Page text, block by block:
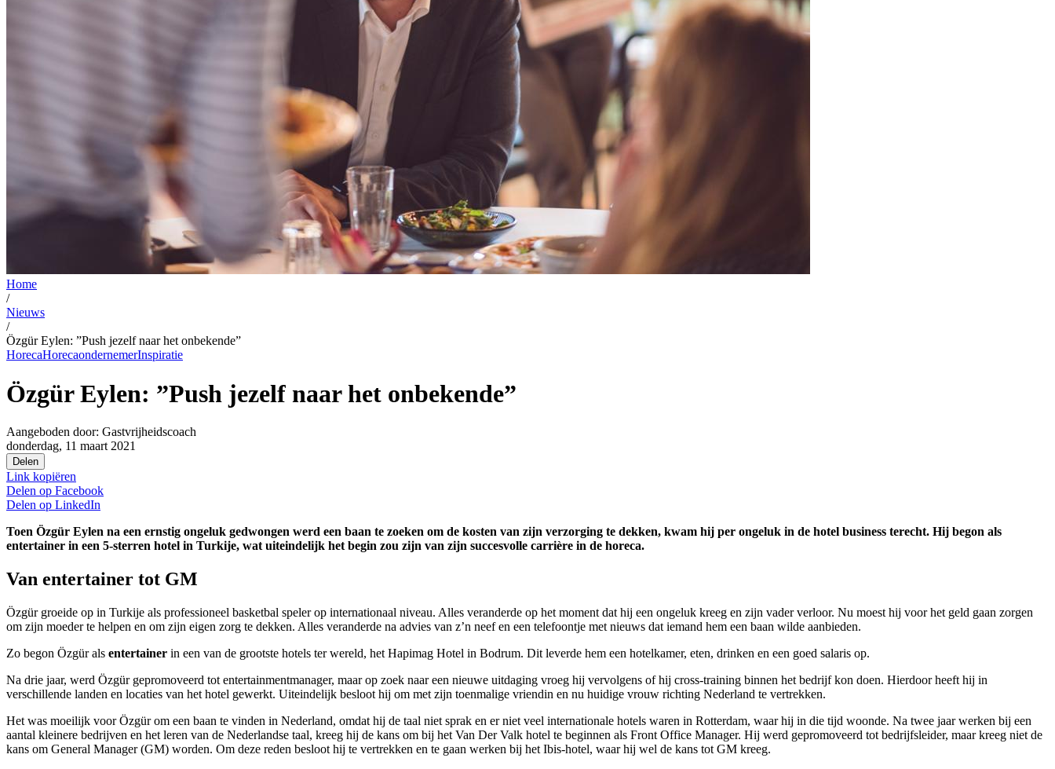
Home
/
Nieuws
/
Özgür Eylen: ”Push jezelf naar het onbekende”
HorecaHorecaondernemerInspiratie
Özgür Eylen: ”Push jezelf naar het onbekende”
Aangeboden door: Gastvrijheidscoach
donderdag, 11 maart 2021
Delen
Link kopiëren
Delen op Facebook
Delen op LinkedIn
Toen Özgür Eylen na een ernstig ongeluk gedwongen werd een baan te zoeken om de kosten van zijn verzorging te dekken, kwam hij per ongeluk in de hotel business terecht. Hij begon als
entertainer in een 5-sterren hotel in Turkije, wat uiteindelijk het begin zou zijn van zijn succesvolle carrière in de horeca.
Van entertainer tot GM
Özgür groeide op in Turkije als professioneel basketbal speler op internationaal niveau. Alles veranderde op het moment dat hij een ongeluk kreeg en zijn vader verloor. Nu moest hij voor het geld gaan zorgen
om zijn moeder te helpen en om zijn eigen zorg te dekken. Alles veranderde na advies van z’n neef en een telefoontje met nieuws dat iemand hem een baan wilde aanbieden.
Zo begon Özgür als entertainer in een van de grootste hotels ter wereld, het Hapimag Hotel in Bodrum. Dit leverde hem een hotelkamer, eten, drinken en een goed salaris op.
Na drie jaar, werd Özgür gepromoveerd tot entertainmentmanager, maar op zoek naar een nieuwe uitdaging vroeg hij vervolgens of hij cross-training binnen het bedrijf kon doen. Hierdoor heeft hij in
verschillende landen en locaties van het hotel gewerkt. Uiteindelijk besloot hij om met zijn toenmalige vriendin en nu huidige vrouw richting Nederland te vertrekken.
Het was moeilijk voor Özgür om een baan te vinden in Nederland, omdat hij de taal niet sprak en er niet veel internationale hotels waren in Rotterdam, waar hij in die tijd woonde. Na twee jaar werken bij een
aantal kleinere bedrijven en het leren van de Nederlandse taal, kreeg hij de kans om bij het Van Der Valk hotel te beginnen als Front Office Manager. Hij werd gepromoveerd tot bedrijfsleider, maar kreeg niet de
kans om General Manager (GM) worden. Om deze reden besloot hij te vertrekken en te gaan werken bij het Ibis-hotel, waar hij wel de kans tot GM kreeg.